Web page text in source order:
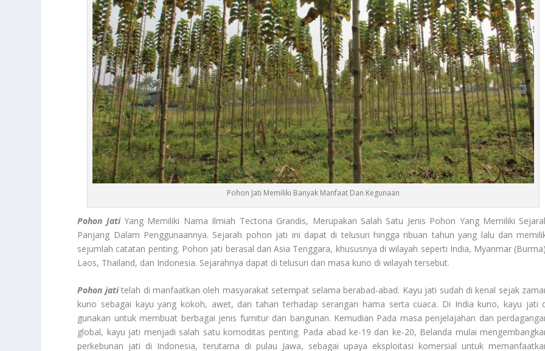
Pohon Jati Memiliki Banyak Manfaat Dan Kegunaan
Pohon JatiYang Memiliki Nama Ilmiah Tectona Grandis, Merupakan Salah Satu Jenis Pohon Yang Memiliki
Panjang Dalam Penggunaannya. Sejarah pohon jati ini dapat di telusuri hingga ribuan tahun yang lalu dan
sejumlah catatan penting. Pohon jati berasal dari Asia Tenggara, khususnya di wilayah seperti India, Myanmar
Laos, Thailand, dan Indonesia. Sejarahnya dapat di telusuri dari masa kuno di wilayah tersebut.
Pohon jatitelah di manfaatkan oleh masyarakat setempat selama berabad-abad. Kayu jati sudah di kenal sejak
kuno sebagai kayu yang kokoh, awet, dan tahan terhadap serangan hama serta cuaca. Di India kuno, kayu jati
gunakan untuk membuat berbagai jenis furnitur dan bangunan. Kemudian Pada masa penjelajahan dan
global, kayu jati menjadi salah satu komoditas penting. Pada abad ke-19 dan ke-20, Belanda mulai
perkebunan jati di Indonesia, terutama di pulau Jawa, sebagai upaya eksploitasi komersial untuk